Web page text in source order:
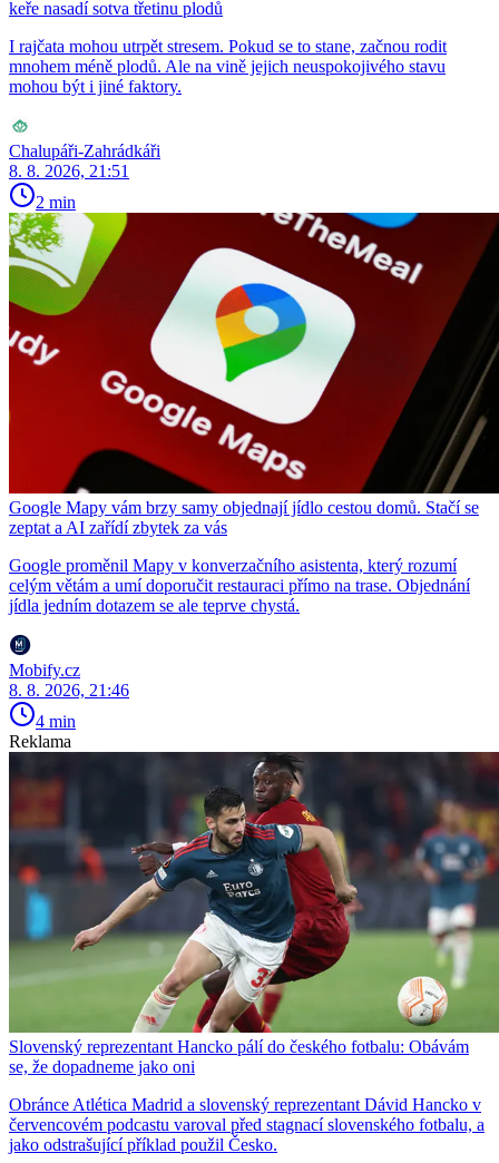
keře nasadí sotva třetinu plodů
I rajčata mohou utrpět stresem. Pokud se to stane, začnou rodit
mnohem méně plodů. Ale na vině jejich neuspokojivého stavu
mohou být i jiné faktory.
Chalupáři-Zahrádkáři
8. 8. 2026, 21:51
2 min
Google Mapy vám brzy samy objednají jídlo cestou domů. Stačí se
zeptat a AI zařídí zbytek za vás
Google proměnil Mapy v konverzačního asistenta, který rozumí
celým větám a umí doporučit restauraci přímo na trase. Objednání
jídla jedním dotazem se ale teprve chystá.
Mobify.cz
8. 8. 2026, 21:46
4 min
Reklama
Slovenský reprezentant Hancko pálí do českého fotbalu: Obávám
se, že dopadneme jako oni
Obránce Atlética Madrid a slovenský reprezentant Dávid Hancko v
červencovém podcastu varoval před stagnací slovenského fotbalu, a
jako odstrašující příklad použil Česko.